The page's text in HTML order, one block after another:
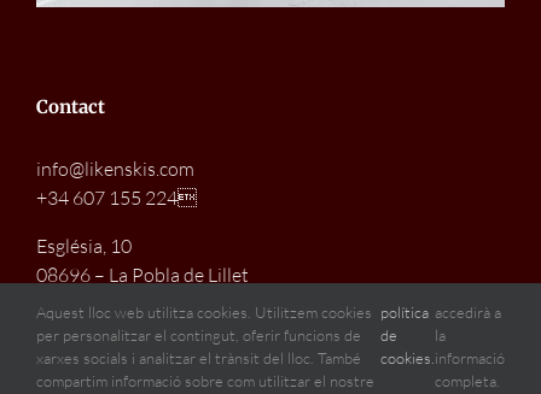
Contact
info@likenskis.com
+34 607 155 224
Església, 10
08696 – La Pobla de Lillet
Barcelona (Spain)
Aquest lloc web utilitza cookies. Utilitzem cookies
per personalitzar el contingut, oferir funcions de
xarxes socials i analitzar el trànsit del lloc. També
compartim informació sobre com utilitzar el nostre
política
de
cookies.
accedirà a
la
informació
completa.